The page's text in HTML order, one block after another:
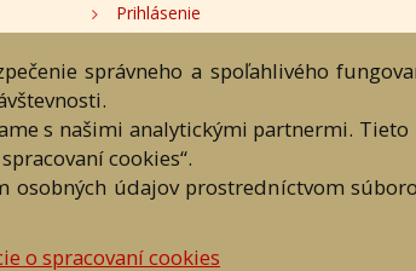
Prihlásenie
správneho a spoľahlivého
s našimi analytickými partnermi. Tieto
cookies“.
osobných údajov prostredníctvom
o spracovaní cookies